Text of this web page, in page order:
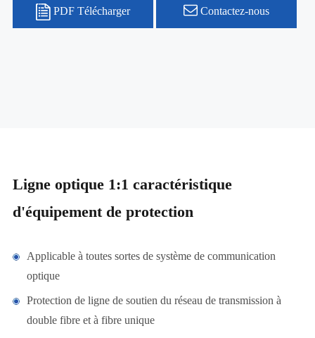
PDF Télécharger Contactez-nous
Ligne optique 1:1 caractéristique
d'équipement de protection
Applicable à toutes sortes de système de communication
optique
Protection de ligne de soutien du réseau de transmission à
double fibre et à fibre unique